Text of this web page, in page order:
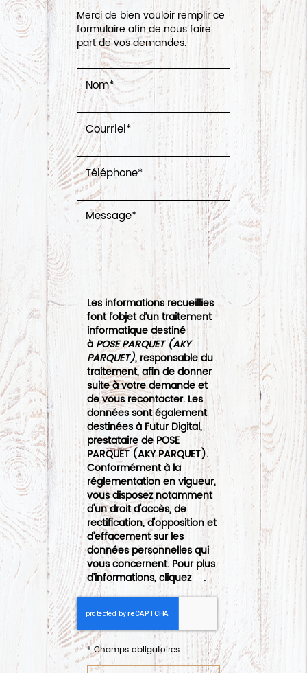
Merci de bien vouloir remplir ce
formulaire afin de nous faire
part de vos demandes.
Les informations recueillies
font l’objet d’un traitement
informatique destiné
àPOSE PARQUET (AKY
PARQUET), responsable du
traitement, afin de donner
suite à votre demande et
de vous recontacter. Les
données sont également
destinées à Futur Digital,
prestataire de POSE
PARQUET (AKY PARQUET).
Conformément à la
réglementation en vigueur,
vous disposez notamment
d'un droit d'accès, de
rectification, d'opposition et
d'effacement sur les
données personnelles qui
vous concernent. Pour plus
d’informations, cliquez
.
*Champs obligatoires